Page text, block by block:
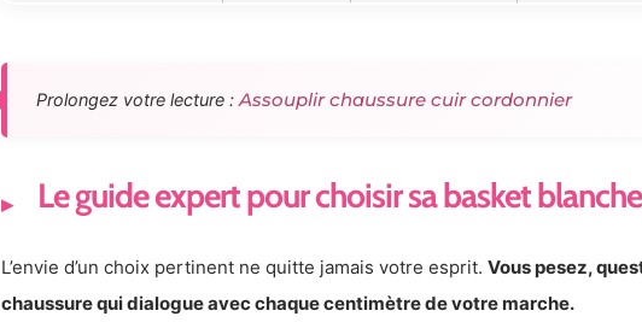
Prolongez votre lecture : Assouplir chaussure cuir cordonnier
Le guide expert pour choisir sa basket
L’envie d’un choix pertinent ne quitte jamais votre esprit. Vous pesez,
chaussure qui dialogue avec chaque centimètre de votre marche.